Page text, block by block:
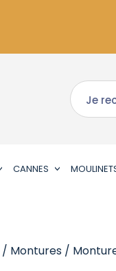
CANNES
/ Montures /